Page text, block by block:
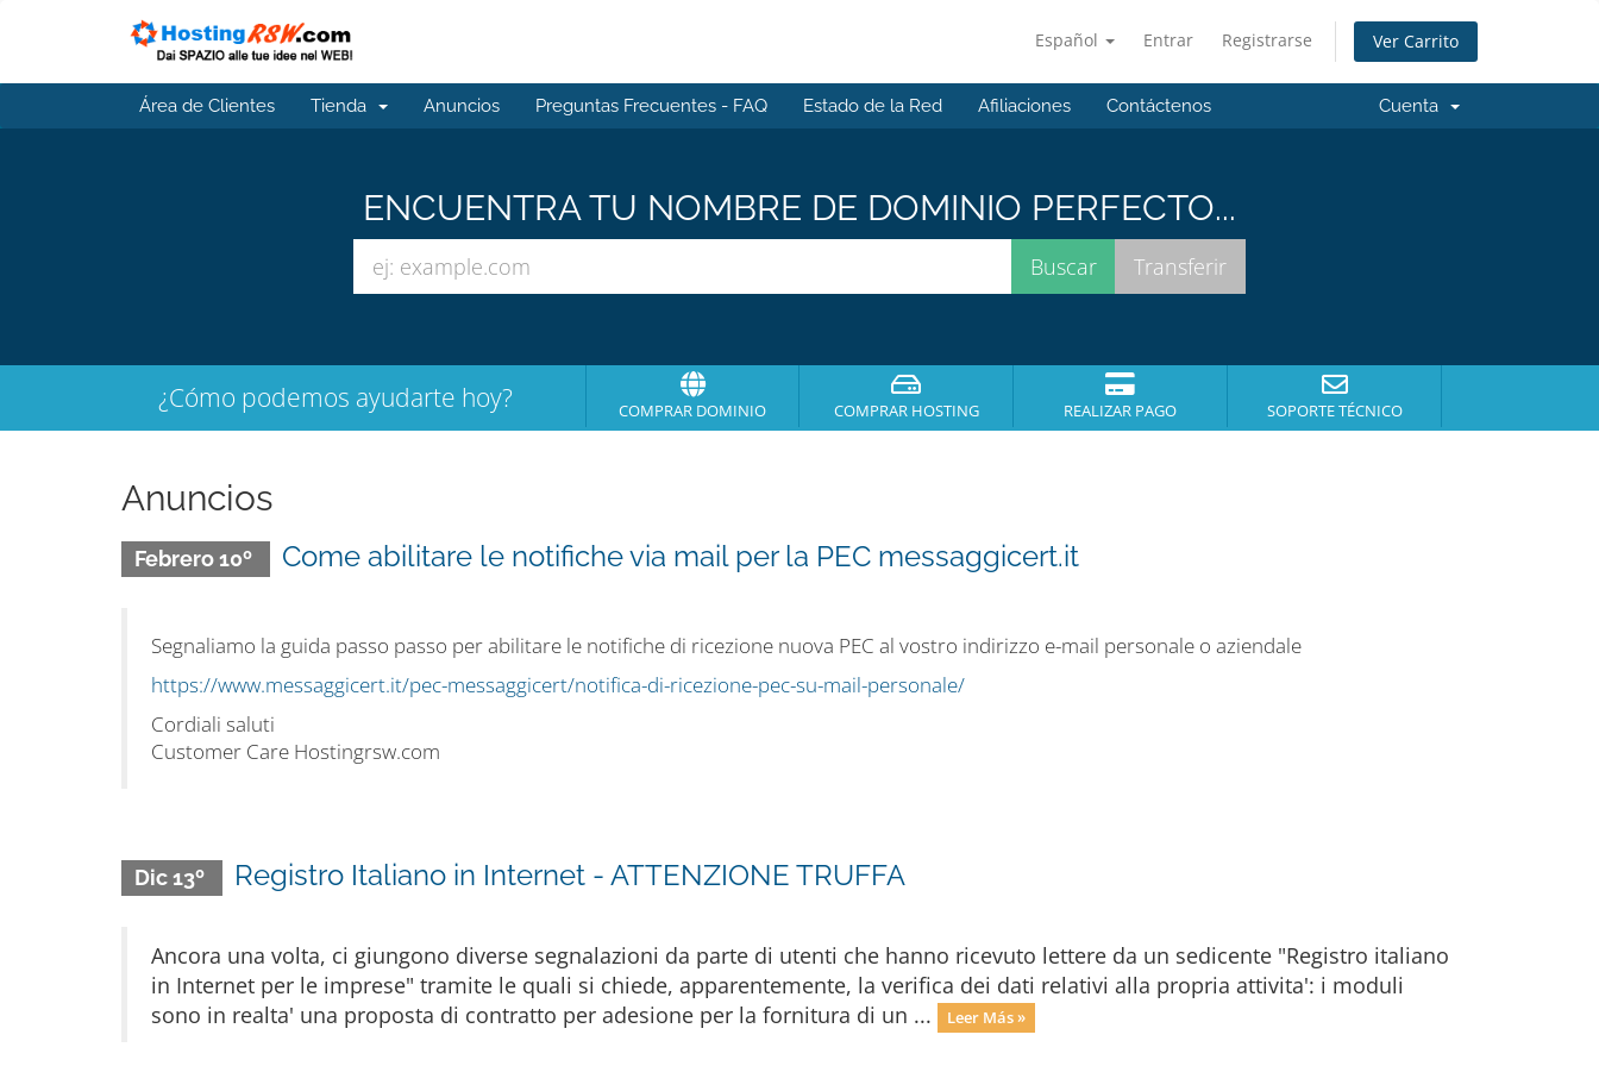
Español Entrar Registrarse Ver Carrito
Área de Clientes Tienda Anuncios Preguntas Frecuentes - FAQ Estado de la Red Afiliaciones Contáctenos Cuenta
ENCUENTRA TU NOMBRE DE DOMINIO PERFECTO...
¿Cómo podemos ayudarte hoy? COMPRAR DOMINIO COMPRAR HOSTING REALIZAR PAGO SOPORTE TÉCNICO
Anuncios
Febrero 10º Come abilitare le notifiche via mail per la PEC messaggicert.it
Segnaliamo la guida passo passo per abilitare le notifiche di ricezione nuova PEC al vostro indirizzo e-mail personale o aziendale
https://www.messaggicert.it/pec-messaggicert/notifica-di-ricezione-pec-su-mail-personale/
Cordiali saluti
Customer Care Hostingrsw.com
Dic 13º Registro Italiano in Internet - ATTENZIONE TRUFFA
Ancora una volta, ci giungono diverse segnalazioni da parte di utenti che hanno ricevuto lettere da un sedicente "Registro italiano
in Internet per le imprese" tramite le quali si chiede, apparentemente, la verifica dei dati relativi alla propria attivita': i moduli
sono in realta' una proposta di contratto per adesione per la fornitura di un ...
Leer Más »